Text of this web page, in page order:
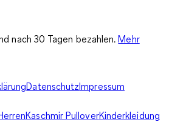
nach 30 Tagen bezahlen. Mehr
DatenschutzImpressum
Kaschmir PulloverKinderkleidung